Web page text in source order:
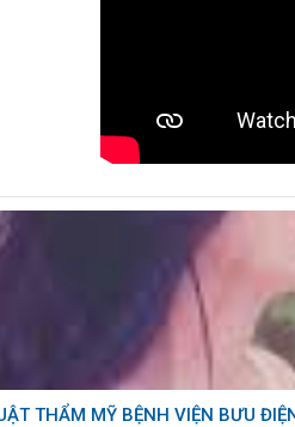
THẨM MỸ BỆNH VIỆN BƯU